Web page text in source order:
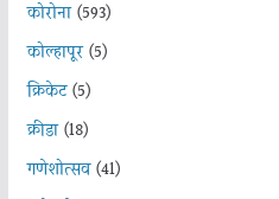
कोरोना(593)
कोल्हापूर(5)
क्रिकेट(5)
क्रीडा(18)
गणेशोत्सव(41)